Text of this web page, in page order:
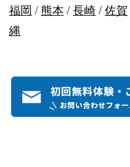
福岡 /熊本 /長崎/佐賀
縄